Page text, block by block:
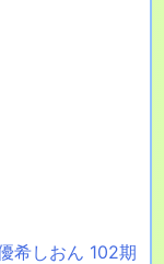
希しおん 102期